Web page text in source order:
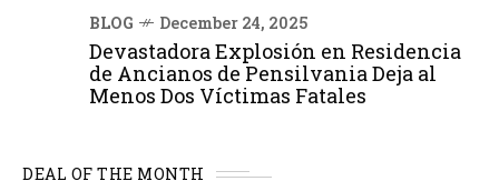
BLOG December 24, 2025
Devastadora Explosión en Residencia
de Ancianos de Pensilvania Deja al
Menos Dos Víctimas Fatales
DEAL OF THE MONTH